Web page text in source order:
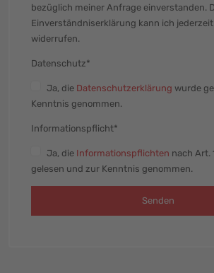
bezüglich meiner Anfrage einverstanden.
Einverständniserklärung kann ich
widerrufen.
Datenschutz*
Ja, die Datenschutzerklärung wurde
Kenntnis genommen.
Informationspflicht*
Ja, die Informationspflichten nach Art.
gelesen und zur Kenntnis genommen.
Senden